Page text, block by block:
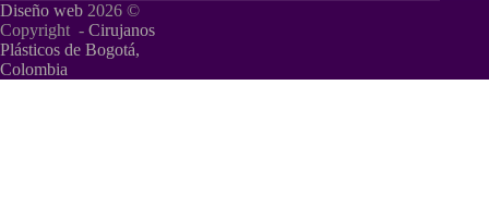
Diseño web 2026 ©
Copyright - Cirujanos
Plásticos de Bogotá,
Colombia